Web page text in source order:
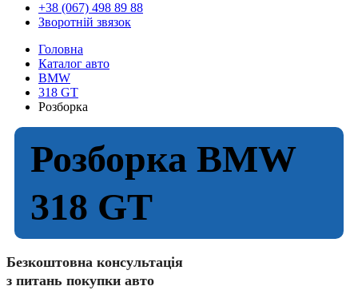
+38 (067) 498 89 88
Зворотній звязок
Головна
Каталог авто
BMW
318 GT
Розборка
Розборка BMW
318 GT
Безкоштовна консультація
з питань покупки авто